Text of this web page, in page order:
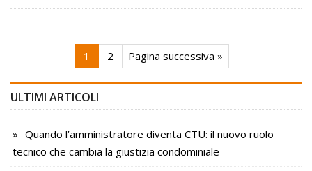
1 2 Pagina successiva »
ULTIMI ARTICOLI
Quando l’amministratore diventa CTU: il nuovo ruolo
tecnico che cambia la giustizia condominiale